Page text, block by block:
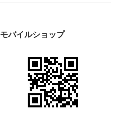
モバイルショップ